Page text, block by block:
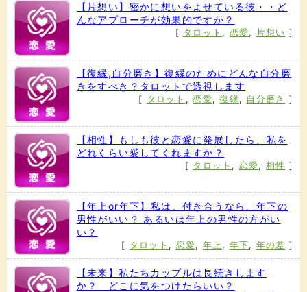
【片想い】密かに想いをよせている彼・・ど
んなアプローチが効果的ですか？
[ タロット , 恋愛, 片想い ]
【復縁,自分磨き】復縁のためにどんな自分磨
きをすべき？タロットで透視します
[ タロット ,恋愛,復縁 , 自分磨き ]
【相性】もしも彼と恋愛に発展したら、私を
どれくらい愛してくれますか？
[ タロット , 恋愛, 相性 ]
【年上or年下】私は、付き合うなら、年下の
男性がいい？ あるいは年上の男性の方がい
い？
[ タロット , 恋愛, 年上 , 年下, 年の差 ]
【未来】私たちカップルは長続きします
か？ どこに気をつけたらいい？